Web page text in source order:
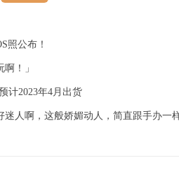
照公布！
！」
计2023年4月出货
迷人啊，这般娇媚动人，简直跟手办